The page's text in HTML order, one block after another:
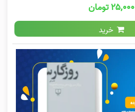
۲۵,۰۰۰ تومان
خرید